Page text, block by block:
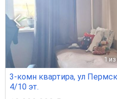
1 из
3-комн квартира, ул
4/10 эт.